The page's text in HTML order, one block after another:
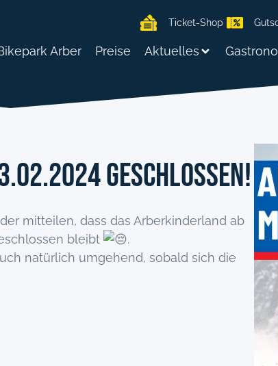
Ticket-Shop
Arber Preise Aktuelles
geschlossen!
mitteilen, dass das Arberkinderland ab
bleibt
.
natürlich umgehend, sobald sich die